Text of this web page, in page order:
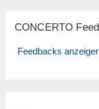
CONCERTO
Feedbacks